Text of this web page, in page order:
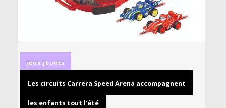
jeux jouets
Les circuits Carrera Speed Arena accompagnent
les enfants tout l’été